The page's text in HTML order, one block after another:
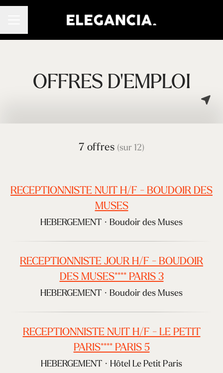
OFFRES D'EMPLOI
7 offres (sur 12)
RECEPTIONNISTE NUIT H/F - BOUDOIR DES
MUSES
HEBERGEMENT · Boudoir des Muses
RECEPTIONNISTE JOUR H/F - BOUDOIR
DES MUSES**** PARIS 3
HEBERGEMENT · Boudoir des Muses
RECEPTIONNISTE NUIT H/F - LE PETIT
PARIS**** PARIS 5
HEBERGEMENT · Hôtel Le Petit Paris